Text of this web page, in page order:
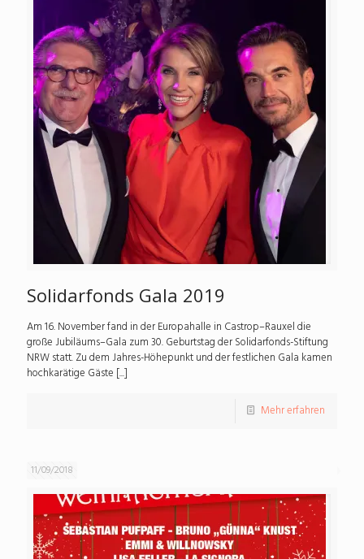
Solidarfonds Gala 2019
Am 16. November fand in der Europahalle in Castrop–Rauxel die
große Jubiläums–Gala zum 30. Geburtstag der Solidarfonds-Stiftung
NRW statt. Zu dem Jahres-Höhepunkt und der festlichen Gala kamen
hochkarätige Gäste [...]
Mehr erfahren
11/09/2018